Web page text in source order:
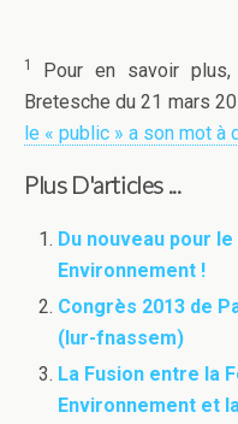
1 Pour en savoir plus,
Bretesche du 21 mars
le « public » a son mot à
Plus D'articles ...
Du nouveau pour
Environnement !
Congrès 2013 de
(lur-fnassem)
La Fusion entre la
Environnement et